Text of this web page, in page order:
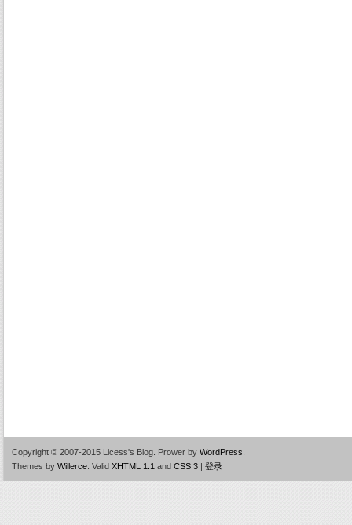
Copyright © 2007-2015 Licess's Blog. Prower by WordPress
Themes by Willerce Valid XHTML 1.1 and CSS 3 | 登录